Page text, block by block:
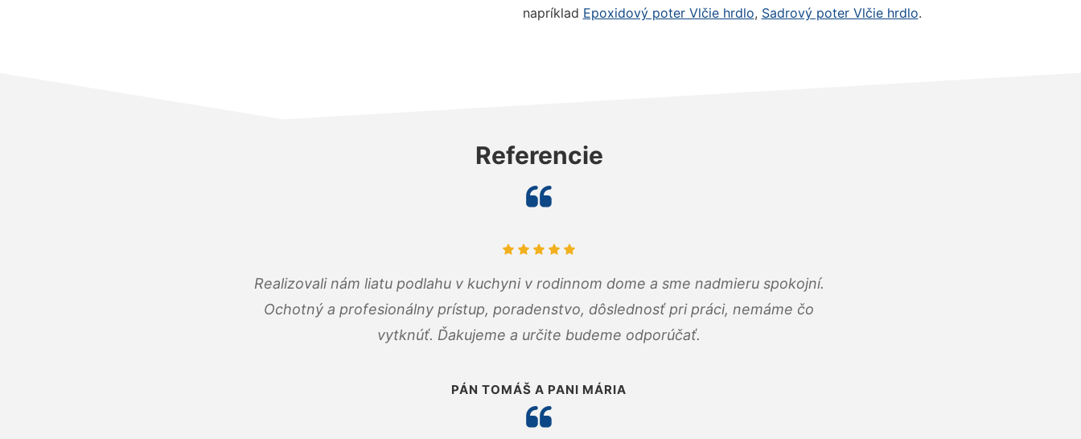
napríklad Epoxidový poter Vlčie hrdlo, Sadrový poter Vlčie hrdlo.
Referencie
Realizovali nám liatu podlahu v kuchyni v rodinnom dome a sme nadmieru spokojní.
Ochotný a profesionálny prístup, poradenstvo, dôslednosť pri práci, nemáme čo
vytknúť. Ďakujeme a určite budeme odporúčať.
PÁN TOMÁŠ A PANI MÁRIA